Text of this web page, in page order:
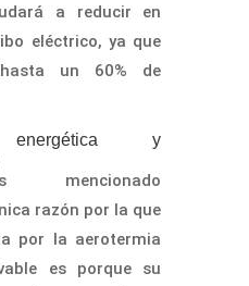
a reducir en
eléctrico, ya que
un 60% de
energética y
mencionado
razón por la que
por la aerotermia
es porque su